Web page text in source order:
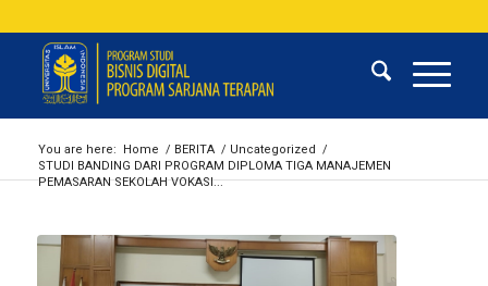
You are here: Home / BERITA / Uncategorized /
STUDI BANDING DARI PROGRAM DIPLOMA TIGA MANAJEMEN
PEMASARAN SEKOLAH VOKASI...